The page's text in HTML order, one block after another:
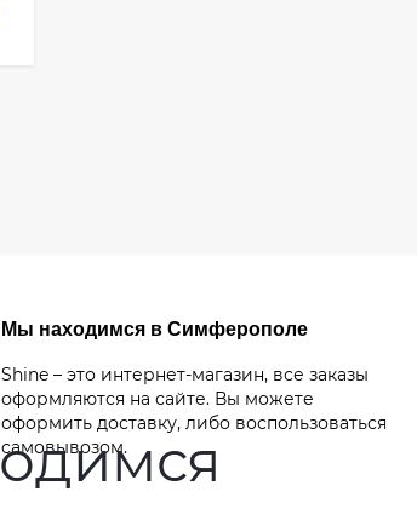
Мы находимся в Симферополе
Shine – это интернет-магазин, все заказы
оформляются на сайте. Вы можете
оформить доставку, либо воспользоваться
самовывозом.